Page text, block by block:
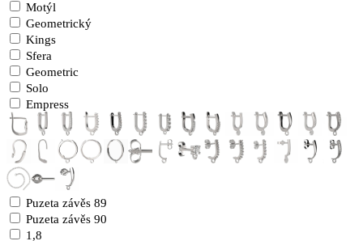
Motýl
Geometrický
Kings
Sfera
Geometric
Solo
Empress
Puzeta závěs 89
Puzeta závěs 90
1,8